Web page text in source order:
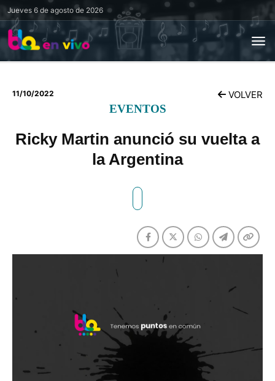
Jueves 6 de agosto de 2026
11/10/2022 VOLVER
EVENTOS
Ricky Martin anunció su vuelta a
la Argentina